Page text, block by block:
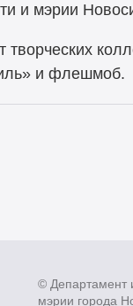
и мэрии
и флешмоб.
© Департамент
мэрии города